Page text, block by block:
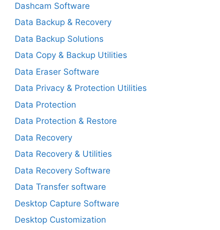
Dashcam Software
Data Backup & Recovery
Data Backup Solutions
Data Copy & Backup Utilities
Data Eraser Software
Data Privacy & Protection Utilities
Data Protection
Data Protection & Restore
Data Recovery
Data Recovery & Utilities
Data Recovery Software
Data Transfer software
Desktop Capture Software
Desktop Customization